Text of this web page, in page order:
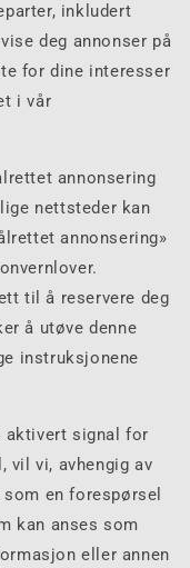
inkludert
deg annonser på
for dine interesser
i vår
annonsering
nettsteder kan
annonsering»
til å reservere deg
å utøve denne
instruksjonene
aktivert signal for
vil vi, avhengig av
en forespørsel
kan anses som
eller annen